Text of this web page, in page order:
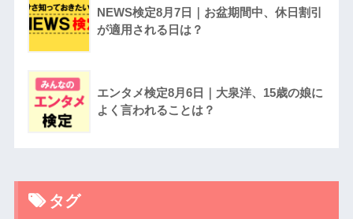
NEWS検定8月7日｜お盆期間中、休日割引
が適用される日は？
エンタメ検定8月6日｜大泉洋、15歳の娘に
よく言われることは？
タグ